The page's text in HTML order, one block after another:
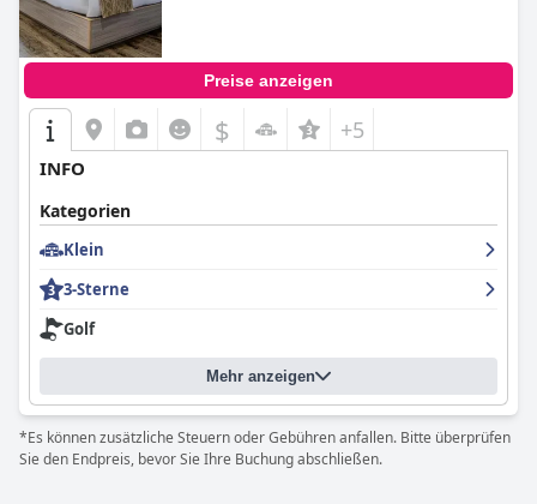
Preise anzeigen
$ +5
INFO
Kategorien
Klein
3-Sterne
Golf
Mehr anzeigen
*Es können zusätzliche Steuern oder Gebühren anfallen. Bitte überprüfen
Sie den Endpreis, bevor Sie Ihre Buchung abschließen.